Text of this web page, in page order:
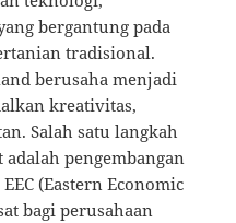
bergantung pada
tradisional.
berusaha menjadi
kreativitas,
Salah satu langkah
pengembangan
(Eastern Economic
bagi perusahaan